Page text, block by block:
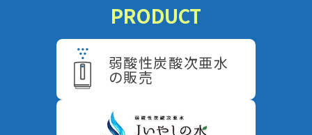
PRODUCT
弱酸性炭酸次亜水
の販売